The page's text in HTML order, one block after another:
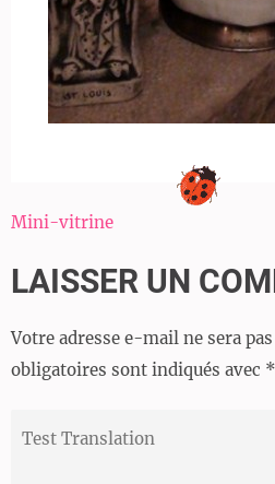
Navigation
l’article
Mini-vitrine
LAISSER UN
Votre adresse e-mail ne sera
obligatoires sont indiqués avec *